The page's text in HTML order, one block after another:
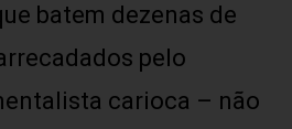
batem dezenas de
pelo
carioca – não